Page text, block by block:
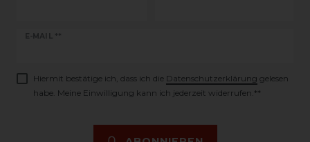
E-MAIL **
Newsletter
Hiermit bestätige ich, dass ich die Daten­schutz­erklärung gelesen
habe. Meine Einwilligung kann ich jederzeit widerrufen.**